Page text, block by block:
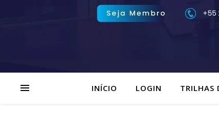
INÍCIO LOGIN TRILHAS